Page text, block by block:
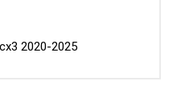
2020-2025